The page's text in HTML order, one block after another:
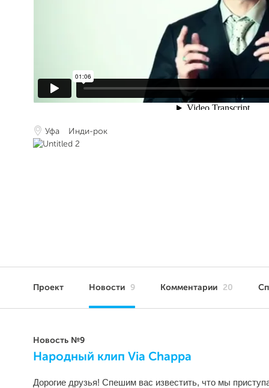
Уфа Инди-рок
Проект Новости 9 Комментарии 20
Новость №9
Народный клип Via Chappa
Дорогие друзья! Спешим вас известить, что мы